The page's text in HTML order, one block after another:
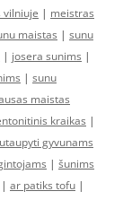
vilniuje | meistras
maistas | sunu
| josera sunims |
| sunu
maistas
kraikas |
gyvunams
| šunims
| ar patiks tofu |